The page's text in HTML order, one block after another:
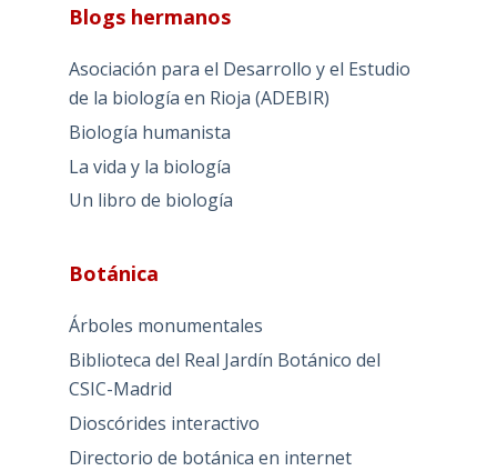
Blogs hermanos
Asociación para el Desarrollo y el Estudio
de la biología en Rioja (ADEBIR)
Biología humanista
La vida y la biología
Un libro de biología
Botánica
Árboles monumentales
Biblioteca del Real Jardín Botánico del
CSIC-Madrid
Dioscórides interactivo
Directorio de botánica en internet